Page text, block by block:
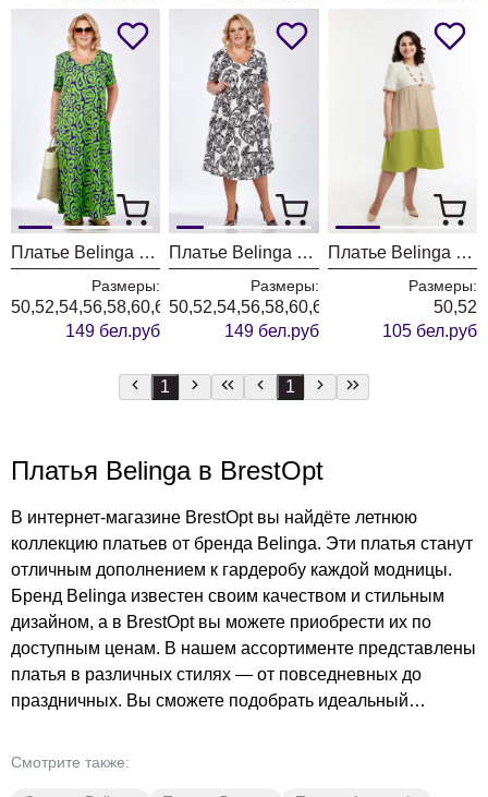
Платье Belinga 1230
Размеры:
50,52,54,56,58,60,62
149 бел.руб
Платье Belinga 1229 чёрно белый
Размеры:
50,52,54,56,58,60,62
149 бел.руб
Платье Belinga 1090
Размеры:
50,52
105 бел.руб
1 1
Платья Belinga в BrestOpt
В интернет-магазине BrestOpt вы найдёте летнюю
коллекцию платьев от бренда Belinga. Эти платья станут
отличным дополнением к гардеробу каждой модницы.
Бренд Belinga известен своим качеством и стильным
дизайном, а в BrestOpt вы можете приобрести их по
доступным ценам. B нашем ассортименте представлены
платья в различных стилях — от повседневных до
праздничных. Вы сможете подобрать идеальный
материалы обеспечивают комфорт и долговечность
Смотрите также: